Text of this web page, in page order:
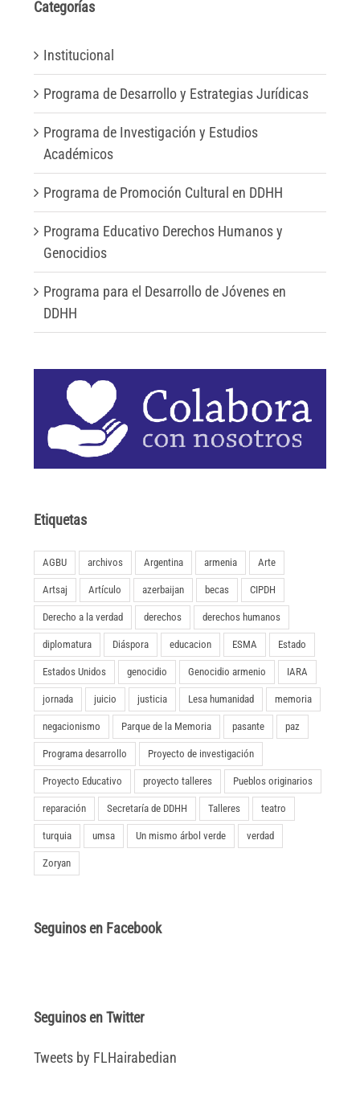
Categorías
Institucional
Programa de Desarrollo y Estrategias Jurídicas
Programa de Investigación y Estudios
Académicos
Programa de Promoción Cultural en DDHH
Programa Educativo Derechos Humanos y
Genocidios
Programa para el Desarrollo de Jóvenes en
DDHH
Etiquetas
AGBU archivos Argentina armenia Arte
Artsaj Artículo azerbaijan becas CIPDH
Derecho a la verdad derechos derechos humanos
diplomatura Diáspora educacion ESMA Estado
Estados Unidos genocidio Genocidio armenio IARA
jornada juicio justicia Lesa humanidad memoria
negacionismo Parque de la Memoria pasante paz
Programa desarrollo Proyecto de investigación
Proyecto Educativo proyecto talleres Pueblos originarios
reparación Secretaría de DDHH Talleres teatro
turquia umsa Un mismo árbol verde verdad
Zoryan
Seguinos en Facebook
Seguinos en Twitter
Tweets by FLHairabedian